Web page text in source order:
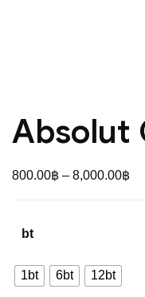
Absolut
800.00฿ – 8,000.00฿
bt
1bt 6bt 12bt